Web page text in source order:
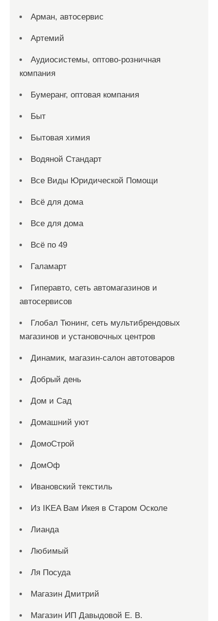
Арман, автосервис
Артемий
Аудиосистемы, оптово-розничная
компания
Бумеранг, оптовая компания
Быт
Бытовая химия
Водяной Стандарт
Все Виды Юридической Помощи
Всё для дома
Все для дома
Всё по 49
Галамарт
Гиперавто, сеть автомагазинов и
автосервисов
Глобал Тюнинг, сеть мультибрендовых
магазинов и установочных центров
Динамик, магазин-салон автотоваров
Добрый день
Дом и Сад
Домашний уют
ДомоСтрой
ДомОф
Ивановский текстиль
Из IKEA Вам Икея в Старом Осколе
Лианда
Любимый
Ля Посуда
Магазин Дмитрий
Магазин ИП Давыдовой Е. В.